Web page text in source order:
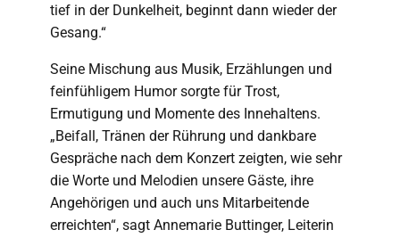
tief in der Dunkelheit, beginnt dann wieder der
Gesang.“
Seine Mischung aus Musik, Erzählungen und
feinfühligem Humor sorgte für Trost,
Ermutigung und Momente des Innehaltens.
„Beifall, Tränen der Rührung und dankbare
Gespräche nach dem Konzert zeigten, wie sehr
die Worte und Melodien unsere Gäste, ihre
Angehörigen und auch uns Mitarbeitende
erreichten“, sagt Annemarie Buttinger, Leiterin